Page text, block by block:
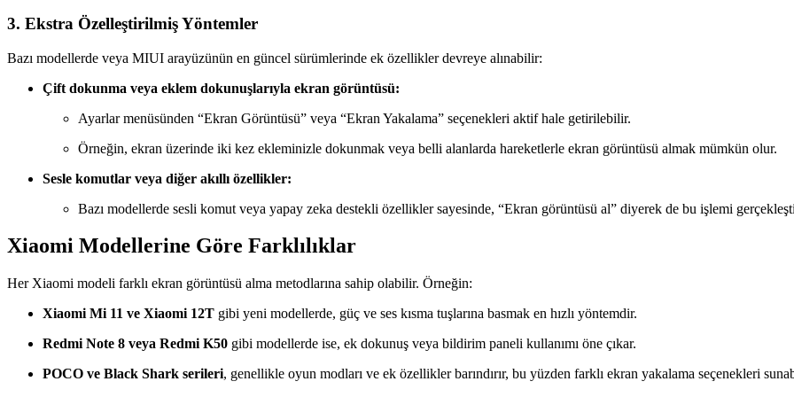
3. Ekstra Özelleştirilmiş Yöntemler
Bazı modellerde veya MIUI arayüzünün en güncel sürümlerinde ek özellikler devreye alınabilir:
Çift dokunma veya eklem dokunuşlarıyla ekran görüntüsü:
Ayarlar menüsünden “Ekran Görüntüsü” veya “Ekran Yakalama” seçenekleri aktif hale getirilebilir.
Örneğin, ekran üzerinde iki kez ekleminizle dokunmak veya belli alanlarda hareketlerle ekran görüntüsü almak mümkün olur.
Sesle komutlar veya diğer akıllı özellikler:
Bazı modellerde sesli komut veya yapay zeka destekli özellikler sayesinde, “Ekran görüntüsü al” diyerek de bu işlemi
Xiaomi Modellerine Göre Farklılıklar
Her Xiaomi modeli farklı ekran görüntüsü alma metodlarına sahip olabilir. Örneğin:
Xiaomi Mi 11 ve Xiaomi 12T gibi yeni modellerde, güç ve ses kısma tuşlarına basmak en hızlı yöntemdir.
Redmi Note 8 veya Redmi K50 gibi modellerde ise, ek dokunuş veya bildirim paneli kullanımı öne çıkar.
POCO ve Black Shark serileri, genellikle oyun modları ve ek özellikler barındırır, bu yüzden farklı ekran yakalama seçenekleri